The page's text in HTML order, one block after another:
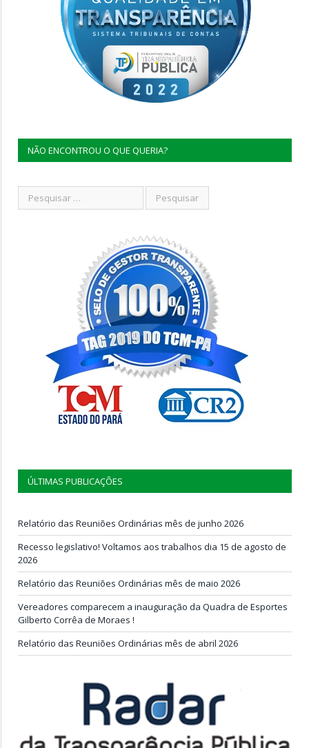
NÃO ENCONTROU O QUE QUERIA?
ÚLTIMAS PUBLICAÇÕES
Relatório das Reuniões Ordinárias mês de junho 2026
Recesso legislativo! Voltamos aos trabalhos dia 15 de agosto de
2026
Relatório das Reuniões Ordinárias mês de maio 2026
Vereadores comparecem a inauguração da Quadra de Esportes
Gilberto Corrêa de Moraes !
Relatório das Reuniões Ordinárias mês de abril 2026